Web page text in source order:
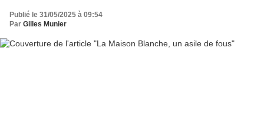
Publié le 31/05/2025 à 09:54
Par Gilles Munier